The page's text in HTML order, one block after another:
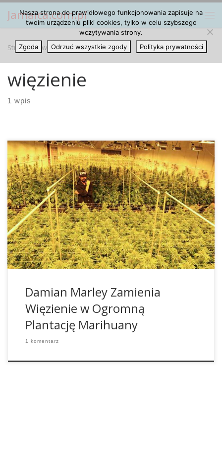
Przejdź do treści
Jamaica.com.pl
Strona główna » więzienie
więzienie
1 wpis
Damian Marley, czyli najmłodszy syn Boba Marleya, wraz
ze swoim partnerem biznesowym Ocean Grown Extracts,
stworzył dosyć ciekawy i przynoszący zyski model
biznesowy o wartości milionów dolarów. Marley wraz ze
swoimi partnerami zakupił więzienie Claremont Custody
Center w Coalinga w Kalifornii o powierzchni 7000 metrów
kwadratowych za 4,1 miliona dolarów, […]
Damian Marley Zamienia
Więzienie w Ogromną
Plantację Marihuany
1 komentarz
Nasza strona do prawidłowego funkcjonowania zapisuje na
twoim urządzeniu pliki cookies, tylko w celu szybszego
wczytywania strony.
Zgoda
Odrzuć wszystkie zgody Polityka prywatności